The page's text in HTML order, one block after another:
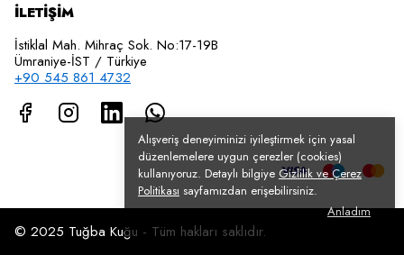
Alışveriş deneyiminizi iyileştirmek için yasal
düzenlemelere uygun çerezler (cookies)
kullanıyoruz. Detaylı bilgiye Gizlilik ve Çerez
Politikası sayfamızdan erişebilirsiniz.
Anladım
İLETİŞİM
İstiklal Mah. Mihraç Sok. No:17-19B
Ümraniye-İST / Türkiye
+90 545 861 4732
© 2025 Tuğba Kuğu - Tüm hakları saklıdır.